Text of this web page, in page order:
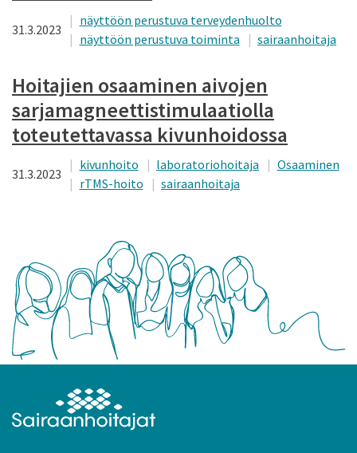
31.3.2023
näyttöön perustuva terveydenhuolto
näyttöön perustuva toiminta
sairaanhoitaja
Hoitajien osaaminen aivojen
sarjamagneettistimulaatiolla
toteutettavassa kivunhoidossa
31.3.2023
kivunhoito laboratoriohoitaja
Osaaminen
rTMS-hoito
sairaanhoitaja